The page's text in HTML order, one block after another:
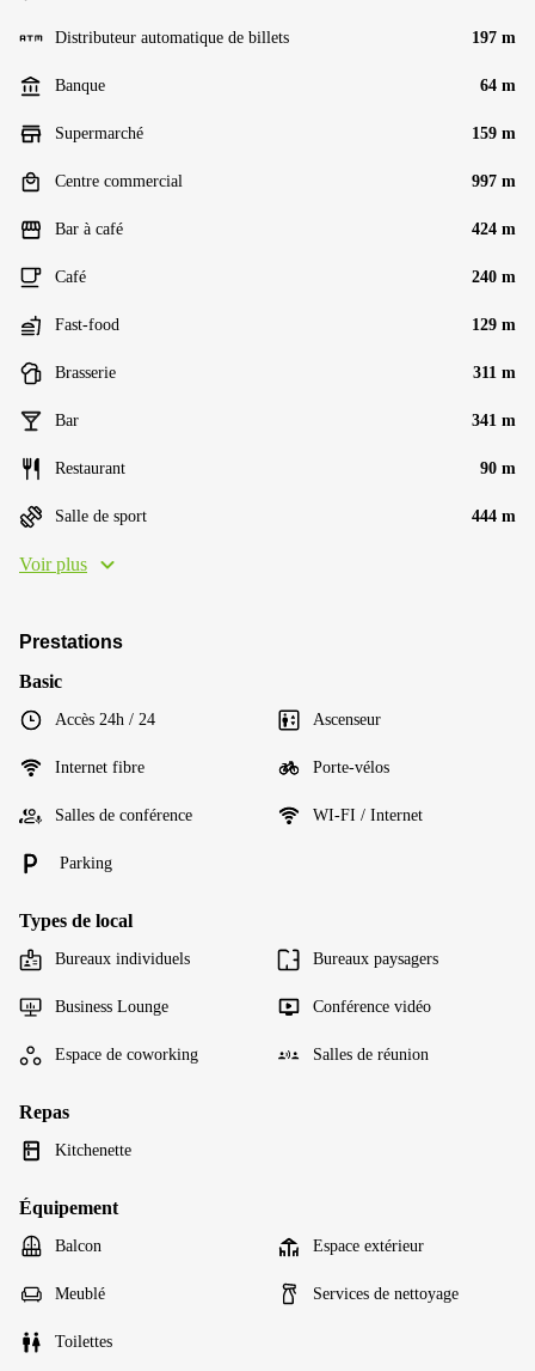
Distributeur automatique de billets 197 m
Banque 64 m
Supermarché 159 m
Centre commercial 997 m
Bar à café 424 m
Café 240 m
Fast-food 129 m
Brasserie 311 m
Bar 341 m
Restaurant 90 m
Salle de sport 444 m
Voir plus
Prestations
Basic
Accès 24h / 24 Ascenseur
Internet fibre Porte-vélos
Salles de conférence WI-FI / Internet
Parking
Types de local
Bureaux individuels Bureaux paysagers
Business Lounge Conférence vidéo
Espace de coworking Salles de réunion
Repas
Kitchenette
Équipement
Balcon Espace extérieur
Meublé Services de nettoyage
Toilettes